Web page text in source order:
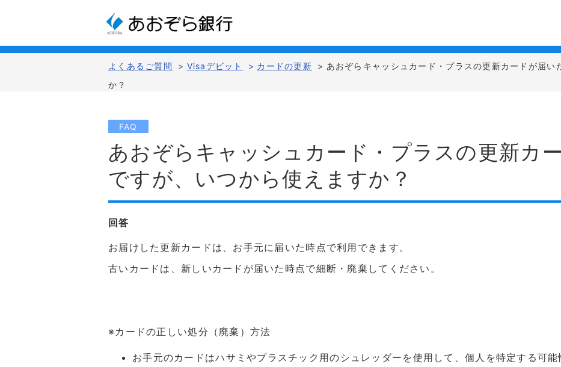
よくあるご質問 > Visaデビット > カードの更新 > あおぞらキャッシュカード・プラスの更新カードが届い
か？
FAQ
あおぞらキャッシュカード・プラスの更新カ
ですが、いつから使えますか？
回答
お届けした更新カードは、お手元に届いた時点で利用できます。
古いカードは、新しいカードが届いた時点で細断・廃棄してください。
※カードの正しい処分（廃棄）方法
お手元のカードはハサミやプラスチック用のシュレッダーを使用して、個人を特定する可